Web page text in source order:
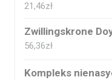
21,46zł
Zwillingskrone
56,36zł
Kompleks